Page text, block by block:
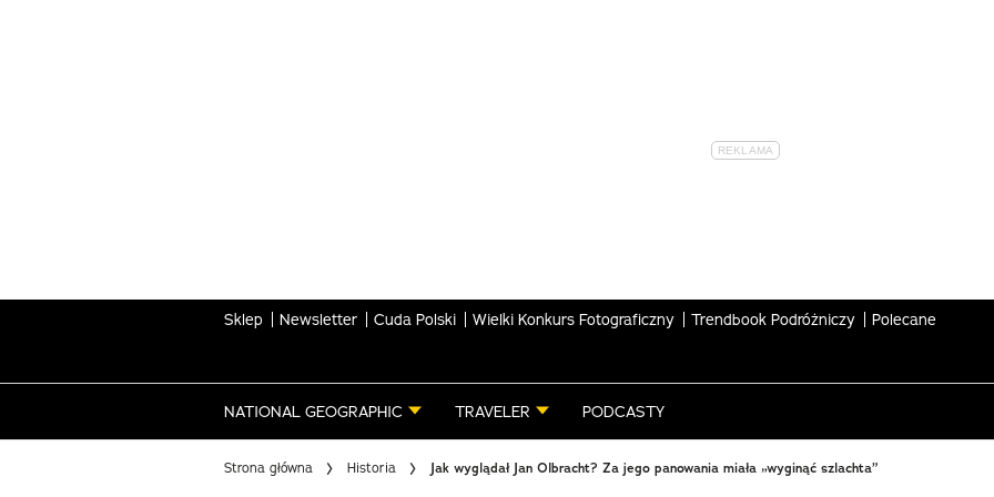
Sklep Newsletter Cuda Polski Wielki Konkurs Fotograficzny Trendbook Podróżniczy Polecane
NATIONAL GEOGRAPHIC TRAVELER PODCASTY
Strona główna Historia Jak wyglądał Jan Olbracht? Za jego panowania miała „wyginąć szlachta”